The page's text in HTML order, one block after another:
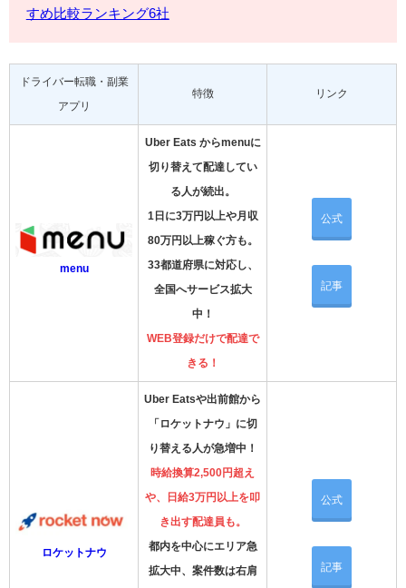
すめ比較ランキング6社
ドライバー転職・副業
アプリ
特徴 リンク
menu
Uber Eats からmenuに
切り替えて配達してい
る人が続出。
1日に3万円以上や月収
80万円以上稼ぐ方も。
33都道府県に対応し、
全国へサービス拡大
中！
WEB登録だけで配達で
きる！
公式
記事
ロケットナウ
Uber Eatsや出前館から
「ロケットナウ」に切
り替える人が急増中！
時給換算2,500円超え
や、日給3万円以上を叩
き出す配達員も。
都内を中心にエリア急
拡大中、案件数は右肩
公式
記事